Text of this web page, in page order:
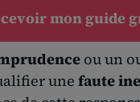
mon guide
ou un
une faute